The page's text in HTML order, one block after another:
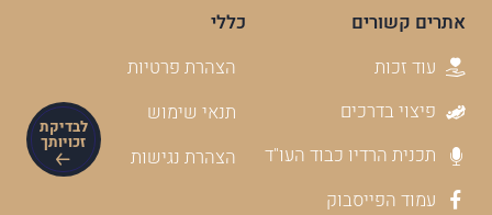
לבדיקת
זכויותך
אתרים קשורים
עוד זכות
פיצוי בדרכים
תכנית הרדיו כבוד העו"ד
עמוד הפייסבוק
כללי
הצהרת פרטיות
תנאי שימוש
הצהרת נגישות